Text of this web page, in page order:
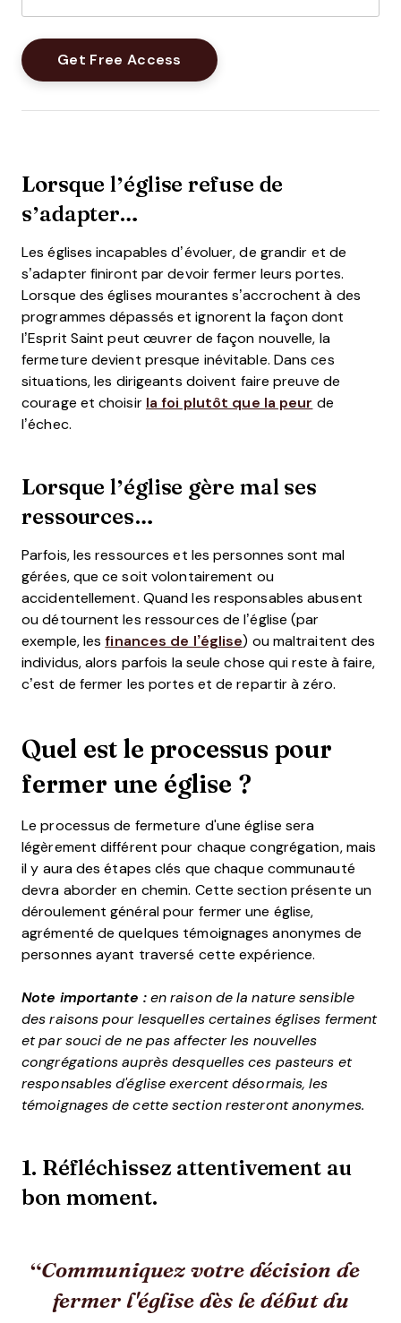
Lorsque l’église refuse de
s’adapter…
Les églises incapables d’évoluer, de grandir et de
s’adapter finiront par devoir fermer leurs portes.
Lorsque des églises mourantes s’accrochent à des
programmes dépassés et ignorent la façon dont
l’Esprit Saint peut œuvrer de façon nouvelle, la
fermeture devient presque inévitable. Dans ces
situations, les dirigeants doivent faire preuve de
courage et choisir la foi plutôt que la peur de
l’échec.
Lorsque l’église gère mal ses
ressources…
Parfois, les ressources et les personnes sont mal
gérées, que ce soit volontairement ou
accidentellement. Quand les responsables abusent
ou détournent les ressources de l’église (par
exemple, lesfinances de l’église) ou maltraitent des
individus, alors parfois la seule chose qui reste à faire,
c’est de fermer les portes et de repartir à zéro.
Quel est le processus pour
fermer une église ?
Le processus de fermeture d'une église sera
légèrement différent pour chaque congrégation, mais
il y aura des étapes clés que chaque communauté
devra aborder en chemin. Cette section présente un
déroulement général pour fermer une église,
agrémenté de quelques témoignages anonymes de
personnes ayant traversé cette expérience.
Note importante :en raison de la nature sensible
des raisons pour lesquelles certaines églises ferment
et par souci de ne pas affecter les nouvelles
congrégations auprès desquelles ces pasteurs et
responsables d'église exercent désormais, les
témoignages de cette section resteront anonymes.
1. Réfléchissez attentivement au
bon moment.
Communiquez votre décision de
fermer l'église dès le début du